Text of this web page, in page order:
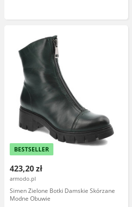
BESTSELLER
423,20 zł
armodo.pl
Simen Zielone Botki Damskie Skórzane
Modne Obuwie